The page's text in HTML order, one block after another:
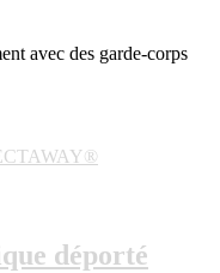
avec des garde-corps
déporté